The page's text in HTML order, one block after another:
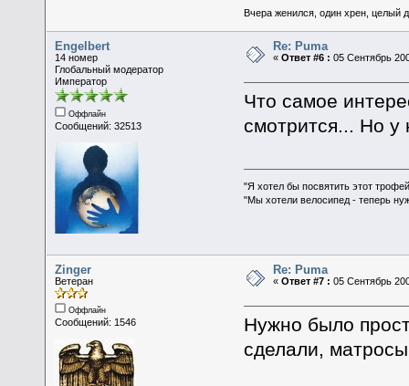
Вчера женился, один хрен, целый
Engelbert
14 номер
Глобальный модератор
Император
Оффлайн
Сообщений: 32513
Re: Puma
«Ответ #6 : 05 Сентябрь
Что самое
смотрится... Но у
"Я хотел бы посвятить этот
"Мы хотели велосипед - теперь
Zinger
Ветеран
Оффлайн
Сообщений: 1546
Re: Puma
«Ответ #7 : 05 Сентябрь
Нужно было
сделали,